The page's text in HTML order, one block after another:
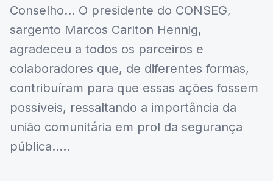
Conselho… O presidente do CONSEG,
sargento Marcos Carlton Hennig,
agradeceu a todos os parceiros e
colaboradores que, de diferentes formas,
contribuíram para que essas ações fossem
possíveis, ressaltando a importância da
união comunitária em prol da segurança
pública…..